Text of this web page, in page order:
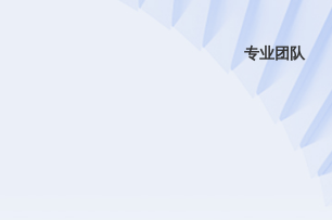
专业团队